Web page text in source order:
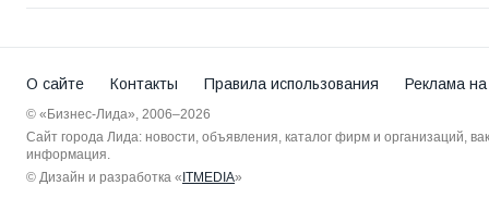
О сайте Контакты Правила использования Реклама
© «Бизнес-Лида», 2006–2026
Сайт города Лида: новости, объявления, каталог фирм и организаций,
информация.
© Дизайн и разработка «ITMEDIA»